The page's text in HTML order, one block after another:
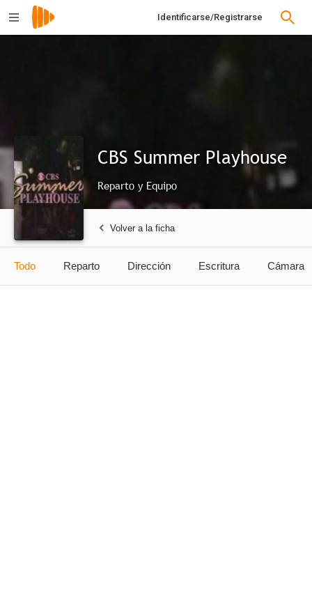
Identificarse/Registrarse
CBS Summer Playhouse
Reparto y Equipo
Volver a la ficha
Todo Reparto Dirección Escritura Cámara